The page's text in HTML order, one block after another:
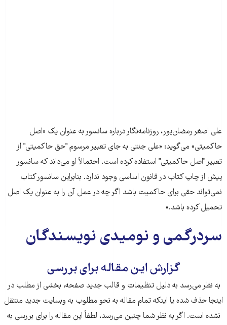
علی اصغر رمضان‌پور، روزنامه‌نگار درباره سانسور به عنوان یک «اصل
حاکمیتی» می‌گوید: «علی جنتی به جای تعبیر مرسوم "حق حاکمیتی" از
تعبیر "اصل حاکمیتی" استفاده کرده است. احتمالاً او می‌داند که سانسور
پیش از چاپ کتاب در قانون اساسی وجود ندارد. بنابراین سانسور کتاب
نمی‌تواند حقی برای حاکمیت باشد اگر چه در عمل آن را به عنوان یک اصل
تحمیل کرده باشد.»
سردرگمی و نومیدی نویسندگان
گزارش این مقاله برای بررسی
به نظر می‌رسد به دلیل تنظیمات و قالب جدید صفحه، بخشی از مطلب در
اینجا حذف شده‌ یا اینکه تمام مقاله به نحو مطلوب به وبسایت جدید منتقل
نشده است. اگر به نظر شما چنین می‌رسد، لطفاً این مقاله را برای بررسی به